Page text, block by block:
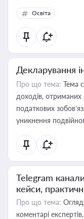
Освіта
Декларування
Про що тема: Тема
доходів, отриманих
податкових
уникнення
Telegram
кейси,
Про що тема:
коментарі